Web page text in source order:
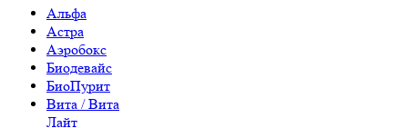
Альфа
Астра
Аэробокс
Биодевайс
БиоПурит
Вита / Вита
Лайт